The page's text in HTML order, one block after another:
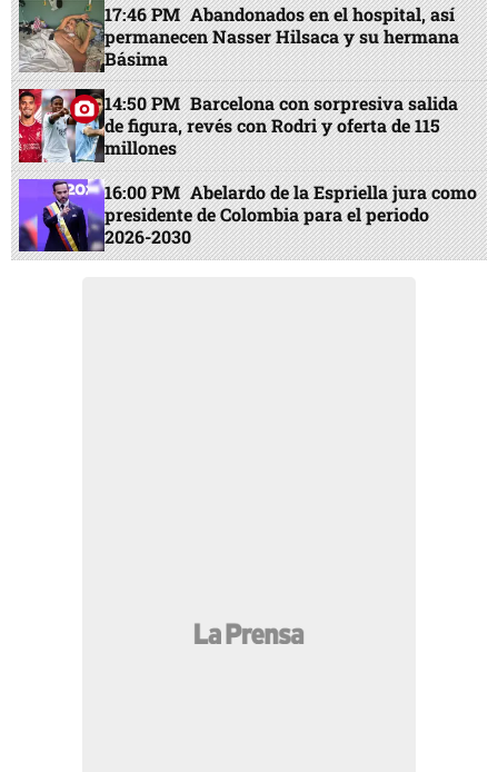
17:46 PM Abandonados en el hospital, así
permanecen Nasser Hilsaca y su hermana
Básima
14:50 PM Barcelona con sorpresiva salida
de figura, revés con Rodri y oferta de 115
millones
16:00 PM Abelardo de la Espriella jura como
presidente de Colombia para el periodo
2026-2030